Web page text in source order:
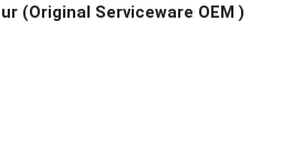
(Original Serviceware OEM )